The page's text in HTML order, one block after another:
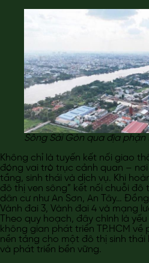
Sông Sài Gòn qua địa phận
Không chỉ là tuyến kết nối giao
đóng vai trò trục cảnh quan –
tầng, sinh thái và dịch vụ. Khi
đô thị ven sông” kết nối chuỗi đô
dân cư như An Sơn, An Tây…
Vành đai 3, Vành đai 4 và mạng
Theo quy hoạch, đây chính là
không gian phát triển TP.HCM
nền tảng cho một đô thị sinh thái
và phát triển bền vững.